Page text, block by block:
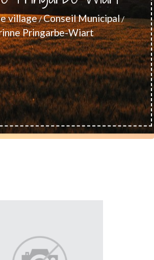
village/Conseil Municipal/
Pringarbe-Wiart